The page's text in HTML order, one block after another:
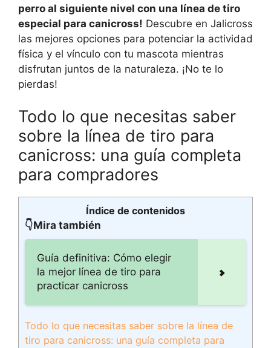
perro al siguiente nivel con una línea de tiro
especial para canicross! Descubre en Jalicross
las mejores opciones para potenciar la actividad
física y el vínculo con tu mascota mientras
disfrutan juntos de la naturaleza. ¡No te lo
pierdas!
Todo lo que necesitas saber
sobre la línea de tiro para
canicross: una guía completa
para compradores
Índice de contenidos
👇Mira también
Guía definitiva: Cómo elegir
la mejor línea de tiro para
practicar canicross
Todo lo que necesitas saber sobre la línea de
tiro para canicross: una guía completa para